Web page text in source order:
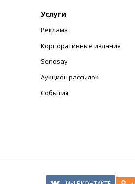
Услуги
Реклама
Корпоративные издания
Sendsay
Аукцион рассылок
События